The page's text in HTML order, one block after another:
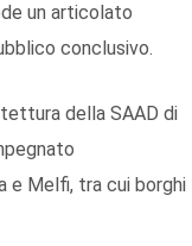
un articolato
conclusivo.
della SAAD di
e Melfi, tra cui borghi